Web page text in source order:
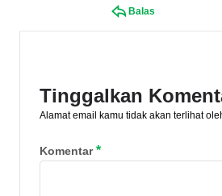
Balas
Tinggalkan
Alamat email kamu tidak akan terlihat
Komentar*